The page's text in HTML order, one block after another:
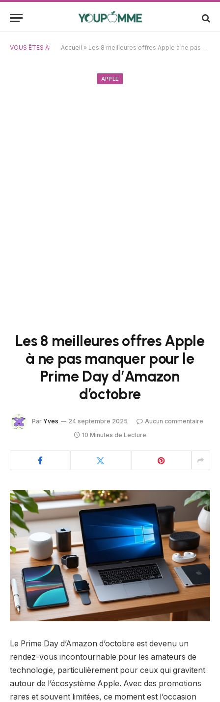
VOUS ÊTES À: Accueil » Les 8 meilleures offres Apple à ne pas manquer pour le Prime Day d’Amazon d’octobre
APPLE
Les 8 meilleures offres Apple
à ne pas manquer pour le
Prime Day d’Amazon
d’octobre
Par Yves 24 septembre 2025
Aucun commentaire
10 Minutes de Lecture
Le Prime Day d’Amazon d’octobre est devenu un
rendez-vous incontournable pour les amateurs de
technologie, particulièrement pour ceux qui gravitent
autour de l’écosystème Apple. Avec des promotions
rares et souvent limitées, ce moment est l’occasion